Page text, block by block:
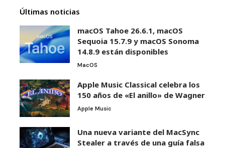
Últimas noticias
macOS Tahoe 26.6.1, macOS
Sequoia 15.7.9 y macOS Sonoma
14.8.9 están disponibles
MacOS
Apple Music Classical celebra los
150 años de «El anillo» de Wagner
Apple Music
Una nueva variante del MacSync
Stealer a través de una guía falsa